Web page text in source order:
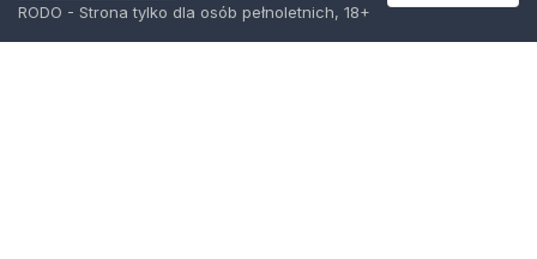
RODO - Strona tylko dla osób pełnoletnich, 18+